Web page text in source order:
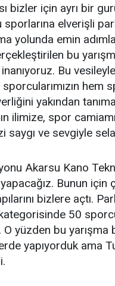
bizler için ayrı bir
elverişli
yolunda emin
bu
inanıyoruz. Bu
hem
yakından
ilimize, spor
saygı ve sevgiyle
Akarsu Kano
Bunun için
bizlere açtı.
50
yüzden bu
yapıyorduk ama